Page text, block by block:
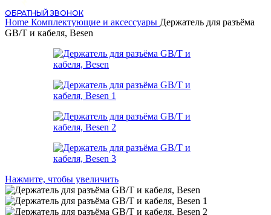
ОБРАТНЫЙ ЗВОНОК
Home Комплектующие и аксессуары Держатель для разъёма
GB/T и кабеля, Besen
Нажмите, чтобы увеличить